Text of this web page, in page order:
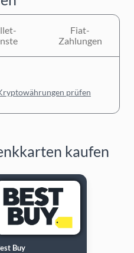
Fiat-
Zahlungen
prüfen
kaufen
Buy